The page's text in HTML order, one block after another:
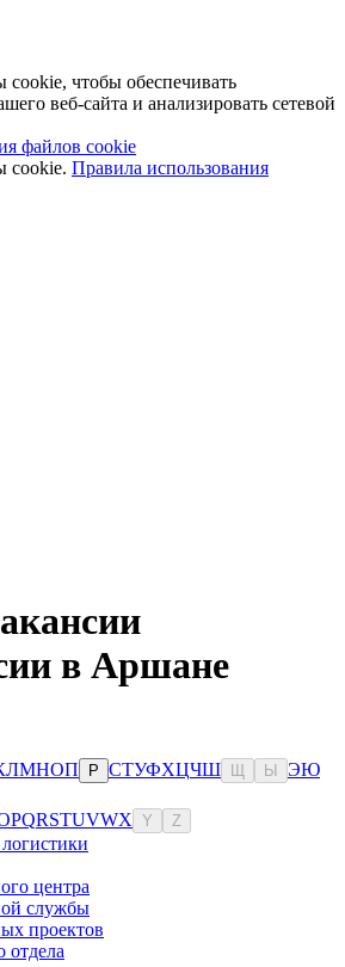
чтобы обеспечивать
веб-сайта и анализировать сетевой
файлов cookie
cookie. Правила использования
в Аршане
ЛМНОП Р СТУФХЦЧШ Ы ЭЮ
PQRSTUVWX Y Z
центра
службы
проектов
отдела